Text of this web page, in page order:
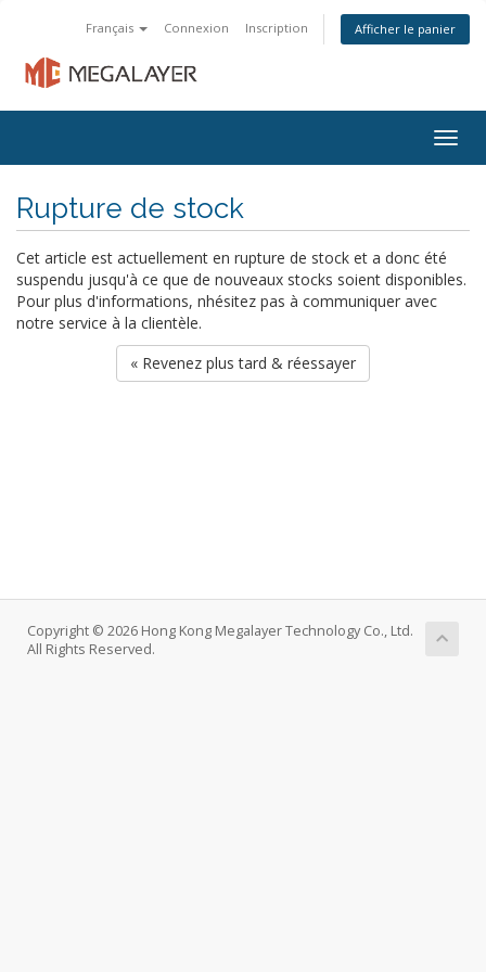
Français Connexion Inscription Afficher le panier
Rupture de stock
Cet article est actuellement en rupture de stock et a donc été
suspendu jusqu'à ce que de nouveaux stocks soient disponibles.
Pour plus d'informations, nhésitez pas à communiquer avec
notre service à la clientèle.
« Revenez plus tard & réessayer
Copyright © 2026 Hong Kong Megalayer Technology Co., Ltd.
All Rights Reserved.